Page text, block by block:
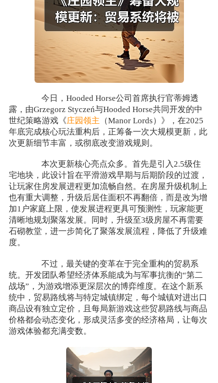
今日，Hooded Horse公司首席执行官蒂姆透
露，由Grzegorz Styczeń与Hooded Horse共同开发的中
世纪策略游戏《庄园领主 （Manor Lords）》，在2025
年底完成核心玩法重构后，正筹备一次大规模更新，此
次更新细节丰富，或彻底改变游戏规则。
本次更新核心亮点众多。首先是引入2.5级住
宅地块，此设计旨在平滑游戏早期与后期阶段的过渡，
让玩家住房发展进程更加流畅自然。在房屋升级机制上
也有重大调整，升级后居住面积不再翻倍，而是改为增
加1户家庭上限，使发展进程更具可预测性，玩家能更
清晰地规划聚落发展。同时，升级至3级房屋不再需要
石砌教堂，进一步简化了聚落发展流程，降低了升级难
度。
不过，最关键的变革在于完全重构的贸易系
统。开发团队希望经济体系能成为与军事抗衡的“第二
战场”，为游戏增添更深层次的博弈维度。在这个新系
统中，贸易路线将与特定城镇绑定，每个城镇对进出口
商品设有独立定价，且每局新游戏这些贸易路线与商品
价格都会动态变化，形成灵活多变的经济格局，让每次
游戏体验都充满变数。